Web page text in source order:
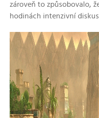
zároveň to způsobovalo,
hodinách intenzivní